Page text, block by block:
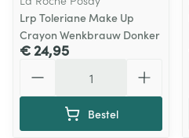
Lrp Toleriane Make Up
Crayon Wenkbrauw Donker
€ 24,95
Bestel